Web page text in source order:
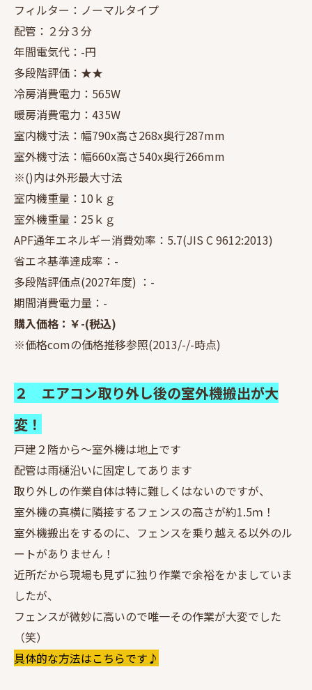
フィルター：ノーマルタイプ
配管：２分３分
年間電気代：-円
多段階評価：★★
冷房消費電力：565W
暖房消費電力：435W
室内機寸法：幅790x高さ268x奥行287mm
室外機寸法：幅660x高さ540x奥行266mm
※()内は外形最大寸法
室内機重量：10ｋｇ
室外機重量：25ｋｇ
APF通年エネルギー消費効率：5.7(JIS C 9612:2013)
省エネ基準達成率：-
多段階評価点(2027年度) ：-
期間消費電力量：-
購入価格：￥-(税込)
※価格comの価格推移参照(2013/-/-時点)
２ エアコン取り外し後の室外機搬出が大
変！
戸建２階から～室外機は地上です
配管は雨樋沿いに固定してあります
取り外しの作業自体は特に難しくはないのですが、
室外機の真横に隣接するフェンスの高さが約1.5ｍ！
室外機搬出をするのに、フェンスを乗り越える以外のル
ートがありません！
近所だから現場も見ずに独り作業で余裕をかましていま
したが、
フェンスが微妙に高いので唯一その作業が大変でした
（笑）
具体的な方法はこちらです♪